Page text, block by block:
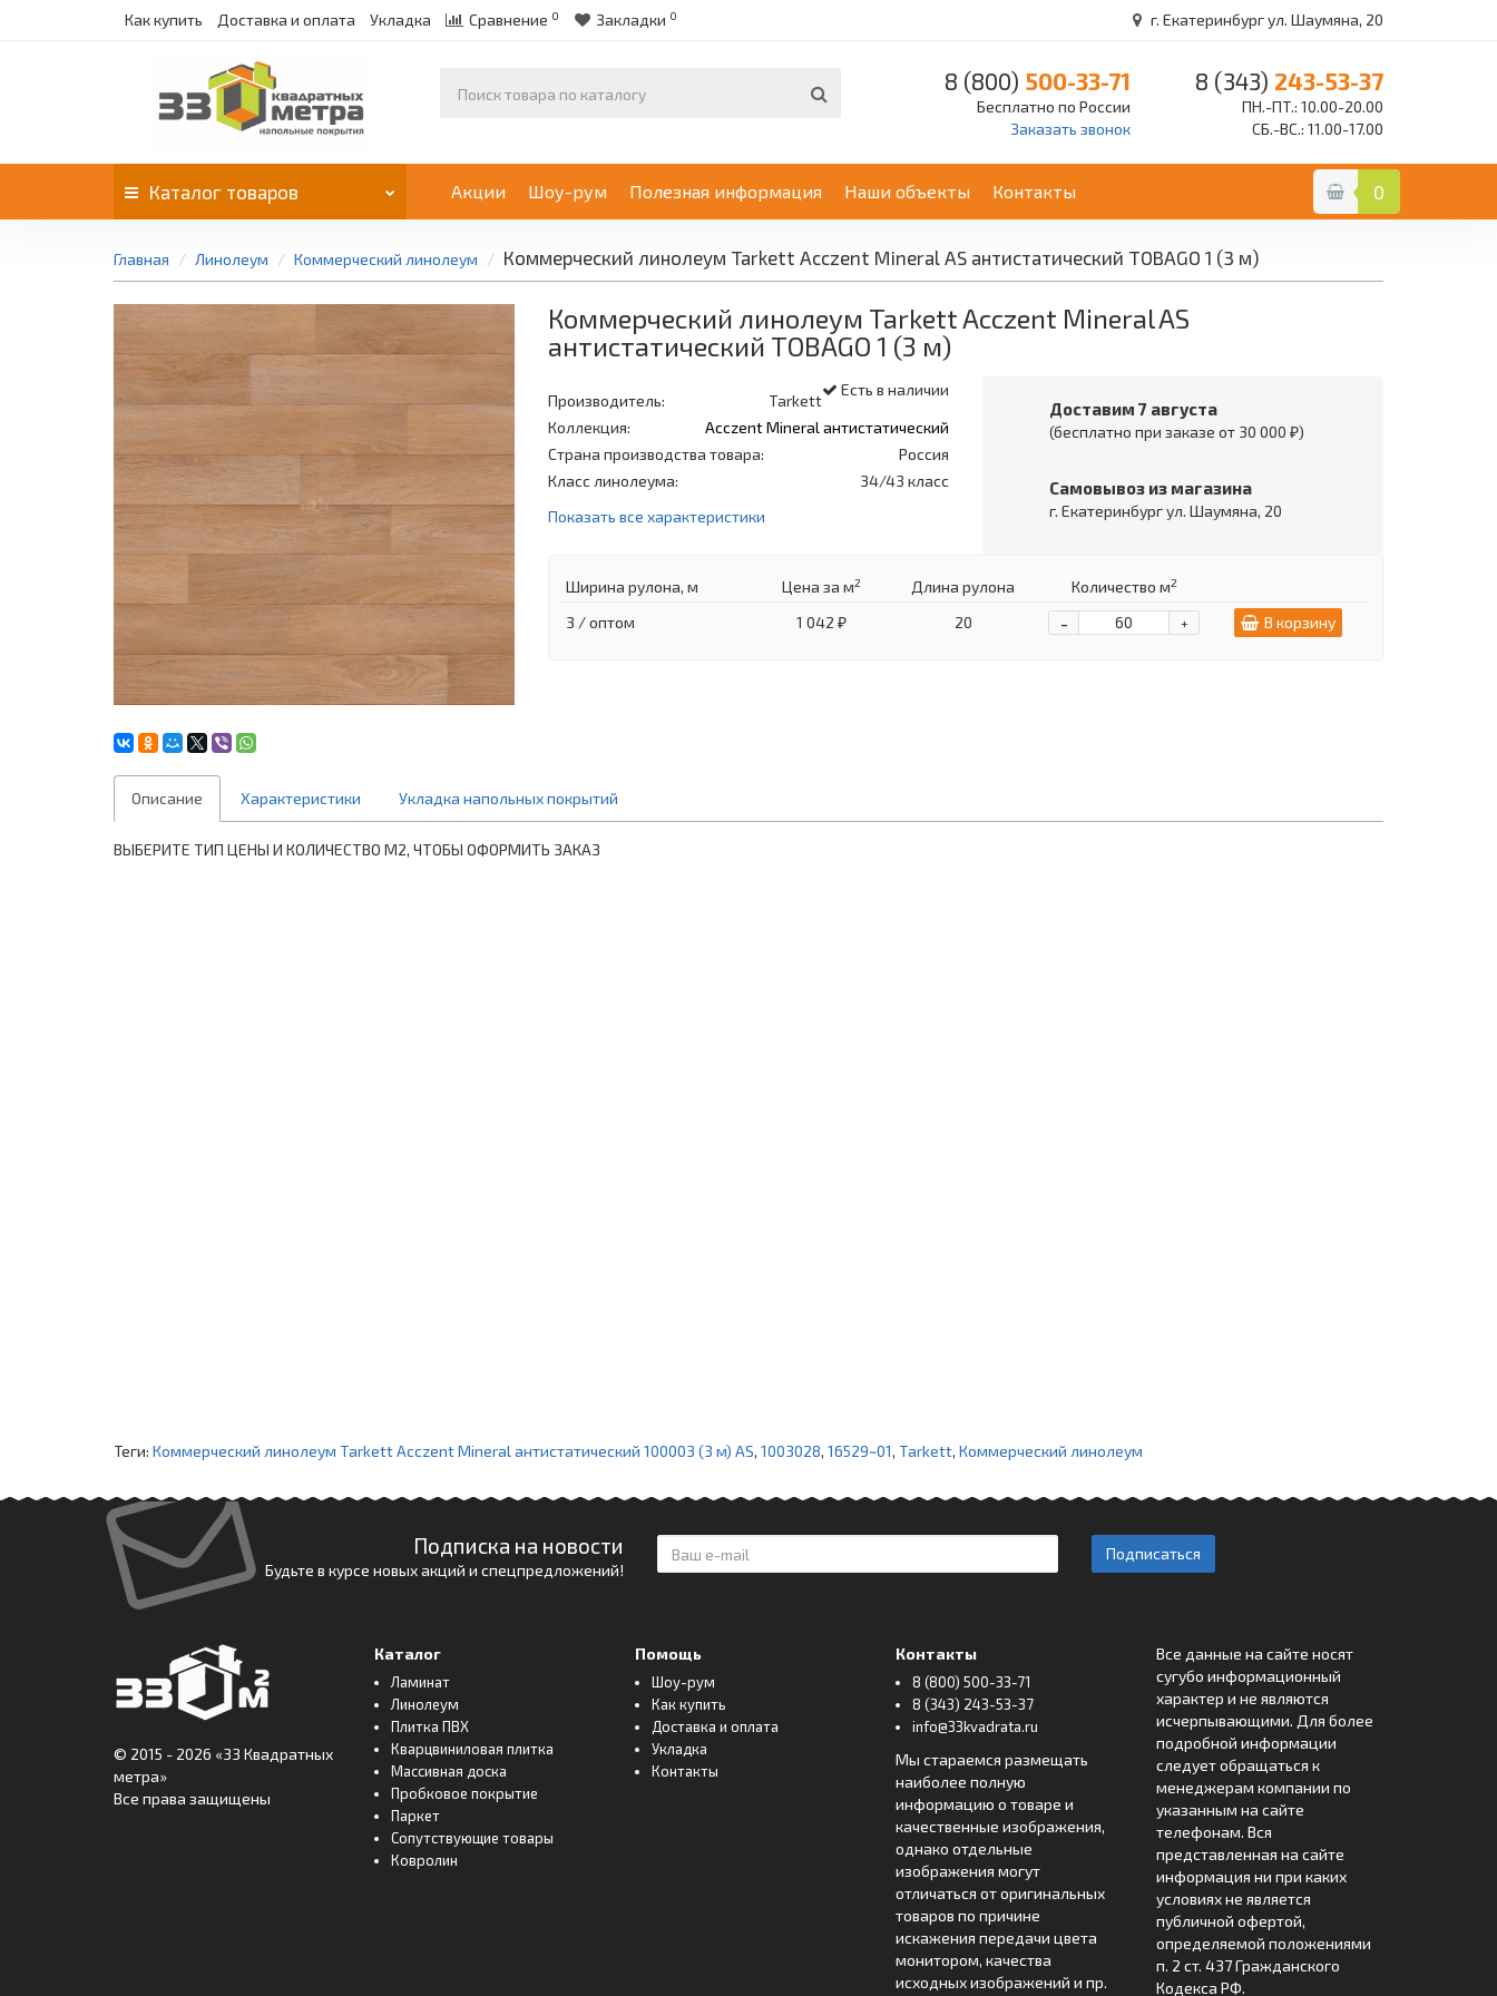
Как купить Доставка и оплата Укладка Сравнение 0 Закладки 0 г. Екатеринбург ул. Шаумяна, 20
8 (800) 500-33-71
Бесплатно по России
Заказать звонок
8 (343) 243-53-37
ПН.-ПТ.: 10.00-20.00
СБ.-ВС.: 11.00-17.00
Каталог товаров Акции Шоу-рум Полезная информация Наши объекты Контакты 0
Главная Линолеум Коммерческий линолеум Коммерческий линолеум Tarkett Acczent Mineral AS антистатический TOBAGO 1 (3 м)
Коммерческий линолеум Tarkett Acczent Mineral AS
антистатический TOBAGO 1 (3 м)
Есть в наличии
Производитель:
Tarkett
Коллекция:
Acczent Mineral антистатический
Страна производства товара:
Россия
Класс линолеума:
34/43 класс
Показать все характеристики
Доставим 7 августа
(бесплатно при заказе от 30 000 ₽)
Самовывоз из магазина
г. Екатеринбург ул. Шаумяна, 20
Ширина рулона, м Цена за м2 Длина рулона Количество м2
3 / оптом 1 042 ₽ 20 +
- В корзину
Описание Характеристики Укладка напольных покрытий
ВЫБЕРИТЕ ТИП ЦЕНЫ И КОЛИЧЕСТВО М2, ЧТОБЫ ОФОРМИТЬ ЗАКАЗ
Теги: Коммерческий линолеум Tarkett Acczent Mineral антистатический 100003 (3 м) AS, 1003028, 16529~01, Tarkett, Коммерческий линолеум
Подписка на новости
Будьте в курсе новых акций и спецпредложений!
Подписаться
© 2015 - 2026 «33 Квадратных
метра»
Все права защищены
Каталог
Ламинат
Линолеум
Плитка ПВХ
Кварцвиниловая плитка
Массивная доска
Пробковое покрытие
Паркет
Сопутствующие товары
Ковролин
Помощь
Шоу-рум
Как купить
Доставка и оплата
Укладка
Контакты
Контакты
8 (800) 500-33-71
8 (343) 243-53-37
info@33kvadrata.ru
Мы стараемся размещать
наиболее полную
информацию о товаре и
качественные изображения,
однако отдельные
изображения могут
отличаться от оригинальных
товаров по причине
искажения передачи цвета
монитором, качества
исходных изображений и пр.
Все данные на сайте носят
сугубо информационный
характер и не являются
исчерпывающими. Для более
подробной информации
следует обращаться к
менеджерам компании по
указанным на сайте
телефонам. Вся
представленная на сайте
информация ни при каких
условиях не является
публичной офертой,
определяемой положениями
п. 2 ст. 437 Гражданского
Кодекса РФ.